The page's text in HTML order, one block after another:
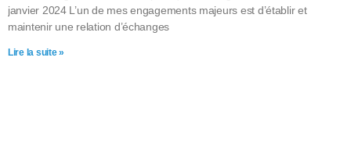
janvier 2024 L’un de mes engagements majeurs est d’établir et
maintenir une relation d’échanges
Lire la suite »